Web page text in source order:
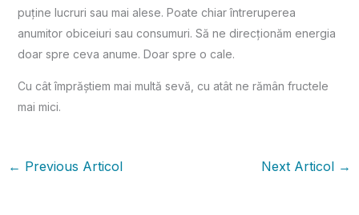
puține lucruri sau mai alese. Poate chiar întreruperea
anumitor obiceiuri sau consumuri. Să ne direcționăm energia
doar spre ceva anume. Doar spre o cale.
Cu cât împrăștiem mai multă sevă, cu atât ne rămân fructele
mai mici.
← Previous Articol Next Articol →